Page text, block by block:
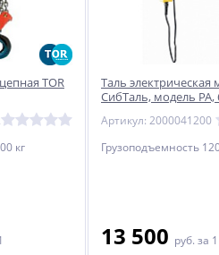
TOR
кг
Таль электрическая
СибТаль, модель PA,
Артикул: 2000041200
Грузоподъемность
13 500 руб. за 1